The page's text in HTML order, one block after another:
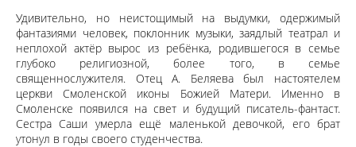
Удивительно, но неистощимый на выдумки, одержимый
фантазиями человек, поклонник музыки, заядлый театрал и
неплохой актёр вырос из ребёнка, родившегося в семье
глубоко религиозной, более того, в семье
священнослужителя. Отец А. Беляева был настоятелем
церкви Смоленской иконы Божией Матери. Именно в
Смоленске появился на свет и будущий писатель-фантаст.
Сестра Саши умерла ещё маленькой девочкой, его брат
утонул в годы своего студенчества.